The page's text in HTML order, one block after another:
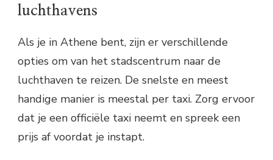
luchthavens
Als je in Athene bent, zijn er verschillende
opties om van het stadscentrum naar de
luchthaven te reizen. De snelste en meest
handige manier is meestal per taxi. Zorg ervoor
dat je een officiële taxi neemt en spreek een
prijs af voordat je instapt.